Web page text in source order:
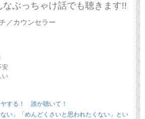
なぶっちゃけ話でも聴きます!!
／カウンセラー
安
い
する！ 誰か聴いて！
ない」「めんどくさいと思われたくない」とい